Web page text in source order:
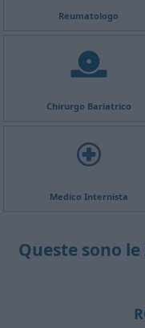
Reumatologo
Chirurgo Bariatrico
Medico Internista
Queste sono